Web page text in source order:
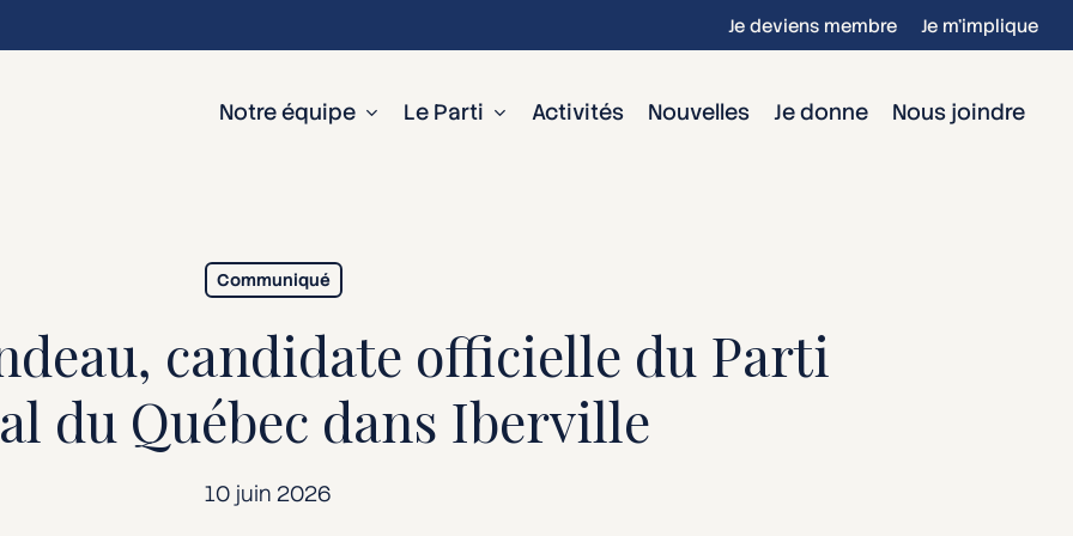
Je deviens membre Je m’implique
Notre équipe Le Parti Activités Nouvelles Je donne Nous joindre
Communiqué
candidate officielle du Parti
du Québec dans Iberville
10 juin 2026